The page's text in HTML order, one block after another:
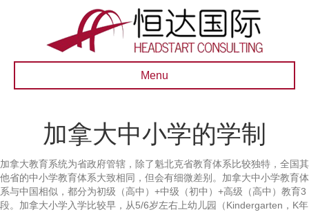
Menu
加拿大中小学的学制
加拿大教育系统为省政府管辖，除了魁北克省教育体系比较独特，全国其
他省的中小学教育体系大致相同，但会有细微差别。加拿大中小学教育体
系与中国相似，都分为初级（高中）+中级（初中）+高级（高中）教育3
段。加拿大小学入学比较早，从5/6岁左右上幼儿园（Kindergarten，K年